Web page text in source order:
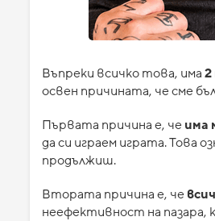
Въпреки всичко това, има 2
освен причината, че сме
Първата причина е, че има
да си играем играта. Това
продължиш.
Втората причина е, че
неефективност на пазара,